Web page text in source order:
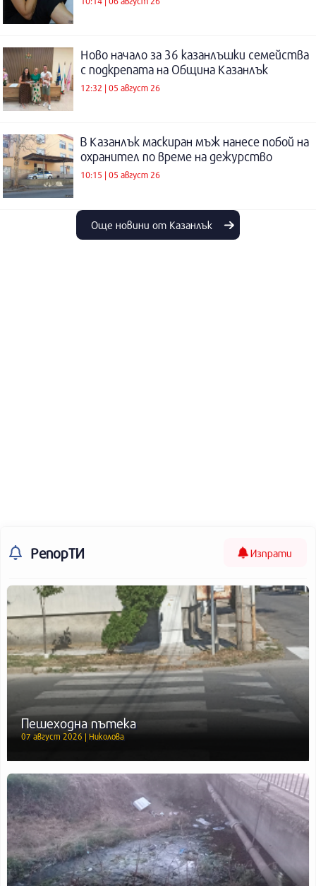
Ново начало за 36 казанлъшки семейства
с подкрепата на Община Казанлък
12:32 | 05 август 26
В Казанлък маскиран мъж нанесе побой на
охранител по време на дежурство
10:15 | 05 август 26
Още новини от Казанлък
РепорТИ Изпрати
Пешеходна пътека
07 август 2026 | Николова